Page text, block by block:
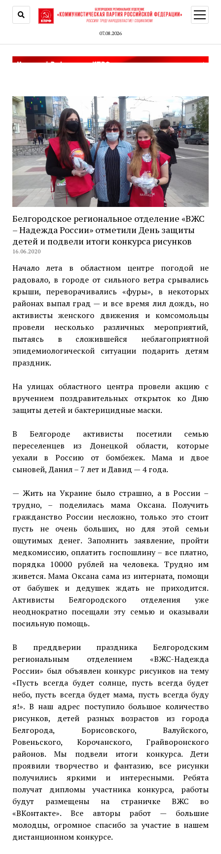
07.08.2026
меню
Белгородское региональное отделение «ВЖС
– Надежда России» отметили День защиты
детей и подвели итоги конкурса рисунков
16.06.2020
Начало лета в областном центре погодой не
радовало, в городе от сильного ветра срывались
крыши, переворачивались «фуры», в некоторых
районах выпал град — и все время лил дождь, но
активисты женского движения и комсомольцы
провели несколько различных мероприятий,
пытаясь в сложившейся неблагоприятной
эпидемиологической ситуации подарить детям
праздник.
На улицах областного центра провели акцию с
вручением поздравительных открыток ко Дню
защиты детей и бактерицидные маски.
В Белгороде активисты посетили семью
переселенцев из Донецкой области, которые
уехали в Россию от бомбежек. Мама и двое
сыновей, Данил – 7 лет и Давид — 4 года.
— Жить на Украине было страшно, а в России –
трудно, – поделилась мама Оксана. Получить
гражданство России несложно, только это стоит
пусть не очень больших, но для этой семьи
ощутимых денег. Заполнить заявление, пройти
медкомиссию, оплатить госпошлину – все платно,
порядка 10000 рублей на человека. Трудно им
живется. Мама Оксана сама из интерната, помощи
от бабушек и дедушек ждать не приходится.
Активисты Белгородского отделения уже
неоднократно посещали эту семью и оказывали
посильную помощь.
В преддверии праздника Белгородским
региональным отделением «ВЖС-Надежда
России» был объявлен конкурс рисунков на тему
«Пусть всегда будет солнце, пусть всегда будет
небо, пусть всегда будет мама, пусть всегда буду
я!». В наш адрес поступило большое количество
рисунков, детей разных возрастов из города
Белгорода, Борисовского, Валуйского,
Ровеньского, Корочанского, Грайворонского
районов. Мы подвели итоги конкурса. Дети
проявили творчество и фантазию, все рисунки
получились яркими и интересными. Ребята
получат дипломы участника конкурса, работы
будут размещены на страничке ВЖС во
«ВКонтакте». Все авторы работ — большие
молодцы, огромное спасибо за участие в нашем
дистанционном конкурсе.